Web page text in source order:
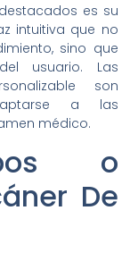
es su
intuitiva que no
sino que
usuario. Las
son
a las
médico.
o
De